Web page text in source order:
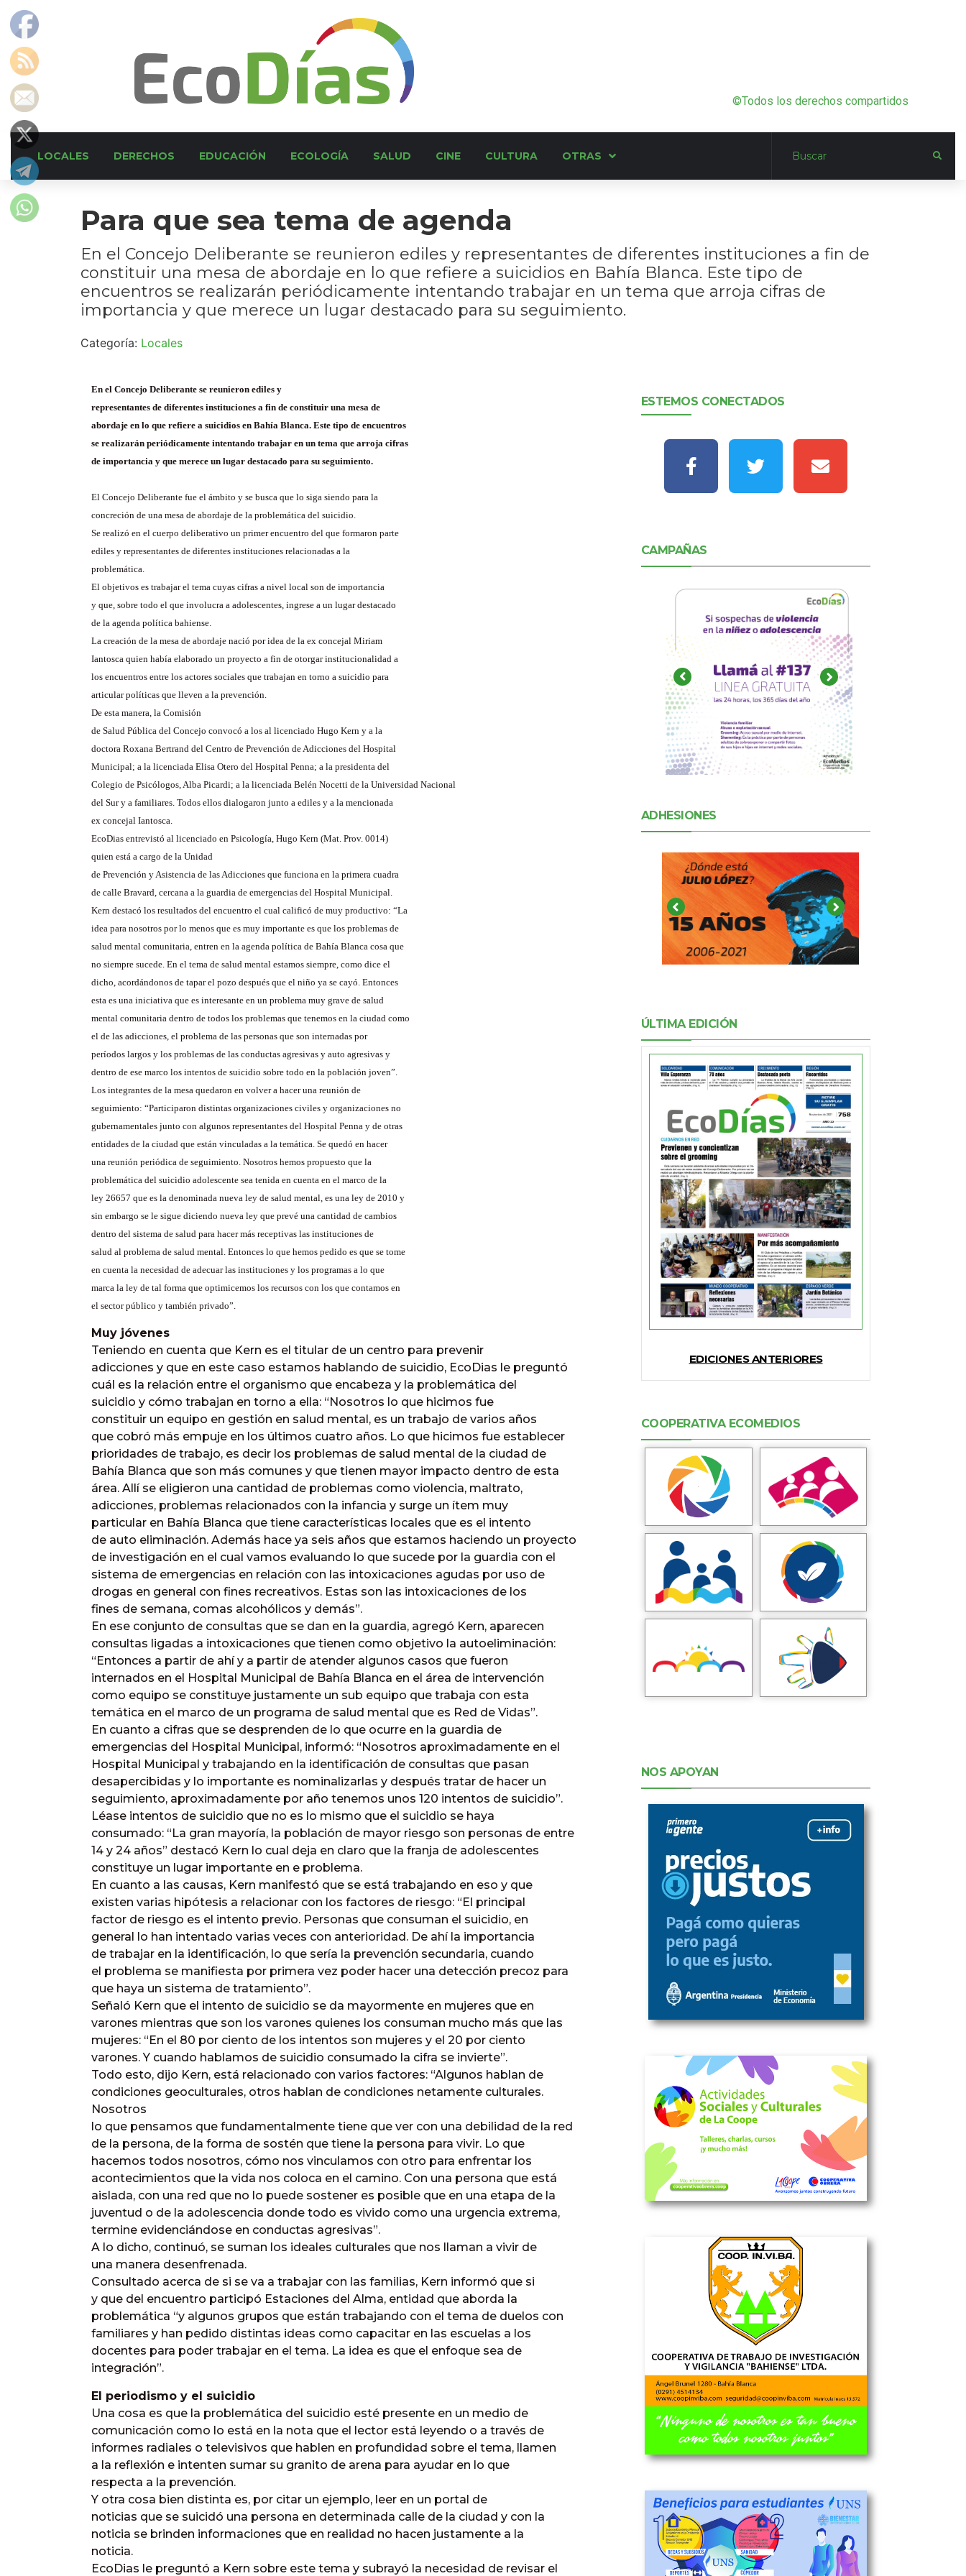
©Todos los derechos compartidos
LOCALES DERECHOS EDUCACIÓN ECOLOGÍA SALUD CINE CULTURA OTRAS
Para que sea tema de agenda
En el Concejo Deliberante se reunieron ediles y representantes de diferentes instituciones a fin de
constituir una mesa de abordaje en lo que refiere a suicidios en Bahía Blanca. Este tipo de
encuentros se realizarán periódicamente intentando trabajar en un tema que arroja cifras de
importancia y que merece un lugar destacado para su seguimiento.
Categoría: Locales
En el Concejo Deliberante se reunieron ediles y
representantes de diferentes instituciones a fin de constituir una mesa de
abordaje en lo que refiere a suicidios en Bahía Blanca. Este tipo de encuentros
se realizarán periódicamente intentando trabajar en un tema que arroja cifras
de importancia y que merece un lugar destacado para su seguimiento.
El Concejo Deliberante fue el ámbito y se busca que lo siga siendo para la
concreción de una mesa de abordaje de la problemática del suicidio.
Se realizó en el cuerpo deliberativo un primer encuentro del que formaron parte
ediles y representantes de diferentes instituciones relacionadas a la
problemática.
El objetivos es trabajar el tema cuyas cifras a nivel local son de importancia
y que, sobre todo el que involucra a adolescentes, ingrese a un lugar destacado
de la agenda política bahiense.
La creación de la mesa de abordaje nació por idea de la ex concejal Miriam
Iantosca quien había elaborado un proyecto a fin de otorgar institucionalidad a
los encuentros entre los actores sociales que trabajan en torno a suicidio para
articular políticas que lleven a la prevención.
De esta manera, la Comisión
de Salud Pública del Concejo convocó a los al licenciado Hugo Kern y a la
doctora Roxana Bertrand del Centro de Prevención de Adicciones del Hospital
Municipal; a la licenciada Elisa Otero del Hospital Penna; a la presidenta del
Colegio de Psicólogos, Alba Picardi; a la licenciada Belén Nocetti de la Universidad Nacional
del Sur y a familiares. Todos ellos dialogaron junto a ediles y a la mencionada
ex concejal Iantosca.
EcoDias entrevistó al licenciado en Psicología, Hugo Kern (Mat. Prov. 0014)
quien está a cargo de la Unidad
de Prevención y Asistencia de las Adicciones que funciona en la primera cuadra
de calle Bravard, cercana a la guardia de emergencias del Hospital Municipal.
Kern destacó los resultados del encuentro el cual calificó de muy productivo: “La
idea para nosotros por lo menos que es muy importante es que los problemas de
salud mental comunitaria, entren en la agenda política de Bahía Blanca cosa que
no siempre sucede. En el tema de salud mental estamos siempre, como dice el
dicho, acordándonos de tapar el pozo después que el niño ya se cayó. Entonces
esta es una iniciativa que es interesante en un problema muy grave de salud
mental comunitaria dentro de todos los problemas que tenemos en la ciudad como
el de las adicciones, el problema de las personas que son internadas por
períodos largos y los problemas de las conductas agresivas y auto agresivas y
dentro de ese marco los intentos de suicidio sobre todo en la población joven”.
Los integrantes de la mesa quedaron en volver a hacer una reunión de
seguimiento: “Participaron distintas organizaciones civiles y organizaciones no
gubernamentales junto con algunos representantes del Hospital Penna y de otras
entidades de la ciudad que están vinculadas a la temática. Se quedó en hacer
una reunión periódica de seguimiento. Nosotros hemos propuesto que la
problemática del suicidio adolescente sea tenida en cuenta en el marco de la
ley 26657 que es la denominada nueva ley de salud mental, es una ley de 2010 y
sin embargo se le sigue diciendo nueva ley que prevé una cantidad de cambios
dentro del sistema de salud para hacer más receptivas las instituciones de
salud al problema de salud mental. Entonces lo que hemos pedido es que se tome
en cuenta la necesidad de adecuar las instituciones y los programas a lo que
marca la ley de tal forma que optimicemos los recursos con los que contamos en
el sector público y también privado”.
Muy jóvenes
Teniendo en cuenta que Kern es el titular de un centro para prevenir
adicciones y que en este caso estamos hablando de suicidio, EcoDias le preguntó
cuál es la relación entre el organismo que encabeza y la problemática del
suicidio y cómo trabajan en torno a ella: “Nosotros lo que hicimos fue
constituir un equipo en gestión en salud mental, es un trabajo de varios años
que cobró más empuje en los últimos cuatro años. Lo que hicimos fue establecer
prioridades de trabajo, es decir los problemas de salud mental de la ciudad de
Bahía Blanca que son más comunes y que tienen mayor impacto dentro de esta
área. Allí se eligieron una cantidad de problemas como violencia, maltrato,
adicciones, problemas relacionados con la infancia y surge un ítem muy
particular en Bahía Blanca que tiene características locales que es el intento
de auto eliminación. Además hace ya seis años que estamos haciendo un proyecto
de investigación en el cual vamos evaluando lo que sucede por la guardia con el
sistema de emergencias en relación con las intoxicaciones agudas por uso de
drogas en general con fines recreativos. Estas son las intoxicaciones de los
fines de semana, comas alcohólicos y demás”.
En ese conjunto de consultas que se dan en la guardia, agregó Kern, aparecen
consultas ligadas a intoxicaciones que tienen como objetivo la autoeliminación:
“Entonces a partir de ahí y a partir de atender algunos casos que fueron
internados en el Hospital Municipal de Bahía Blanca en el área de intervención
como equipo se constituye justamente un sub equipo que trabaja con esta
temática en el marco de un programa de salud mental que es Red de Vidas”.
En cuanto a cifras que se desprenden de lo que ocurre en la guardia de
emergencias del Hospital Municipal, informó: “Nosotros aproximadamente en el
Hospital Municipal y trabajando en la identificación de consultas que pasan
desapercibidas y lo importante es nominalizarlas y después tratar de hacer un
seguimiento, aproximadamente por año tenemos unos 120 intentos de suicidio”.
Léase intentos de suicidio que no es lo mismo que el suicidio se haya
consumado: “La gran mayoría, la población de mayor riesgo son personas de entre
14 y 24 años” destacó Kern lo cual deja en claro que la franja de adolescentes
constituye un lugar importante en e problema.
En cuanto a las causas, Kern manifestó que se está trabajando en eso y que
existen varias hipótesis a relacionar con los factores de riesgo: “El principal
factor de riesgo es el intento previo. Personas que consuman el suicidio, en
general lo han intentado varias veces con anterioridad. De ahí la importancia
de trabajar en la identificación, lo que sería la prevención secundaria, cuando
el problema se manifiesta por primera vez poder hacer una detección precoz para
que haya un sistema de tratamiento”.
Señaló Kern que el intento de suicidio se da mayormente en mujeres que en
varones mientras que son los varones quienes los consuman mucho más que las
mujeres: “En el 80 por ciento de los intentos son mujeres y el 20 por ciento
varones. Y cuando hablamos de suicidio consumado la cifra se invierte”.
Todo esto, dijo Kern, está relacionado con varios factores: “Algunos hablan de
condiciones geoculturales, otros hablan de condiciones netamente culturales.
Nosotros
lo que pensamos que fundamentalmente tiene que ver con una debilidad de la red
de la persona, de la forma de sostén que tiene la persona para vivir. Lo que
hacemos todos nosotros, cómo nos vinculamos con otro para enfrentar los
acontecimientos que la vida nos coloca en el camino. Con una persona que está
aislada, con una red que no lo puede sostener es posible que en una etapa de la
juventud o de la adolescencia donde todo es vivido como una urgencia extrema,
termine evidenciándose en conductas agresivas”.
A lo dicho, continuó, se suman los ideales culturales que nos llaman a vivir de
una manera desenfrenada.
Consultado acerca de si se va a trabajar con las familias, Kern informó que si
y que del encuentro participó Estaciones del Alma, entidad que aborda la
problemática “y algunos grupos que están trabajando con el tema de duelos con
familiares y han pedido distintas ideas como capacitar en las escuelas a los
docentes para poder trabajar en el tema. La idea es que el enfoque sea de
integración”.
El periodismo y el suicidio
Una cosa es que la problemática del suicidio esté presente en un medio de
comunicación como lo está en la nota que el lector está leyendo o a través de
informes radiales o televisivos que hablen en profundidad sobre el tema, llamen
a la reflexión e intenten sumar su granito de arena para ayudar en lo que
respecta a la prevención.
Y otra cosa bien distinta es, por citar un ejemplo, leer en un portal de
noticias que se suicidó una persona en determinada calle de la ciudad y con la
noticia se brinden informaciones que en realidad no hacen justamente a la
noticia.
EcoDias le preguntó a Kern sobre este tema y subrayó la necesidad de revisar el
ESTEMOS CONECTADOS
CAMPAÑAS
ADHESIONES
ÚLTIMA EDICIÓN
EDICIONES ANTERIORES
COOPERATIVA ECOMEDIOS
NOS APOYAN